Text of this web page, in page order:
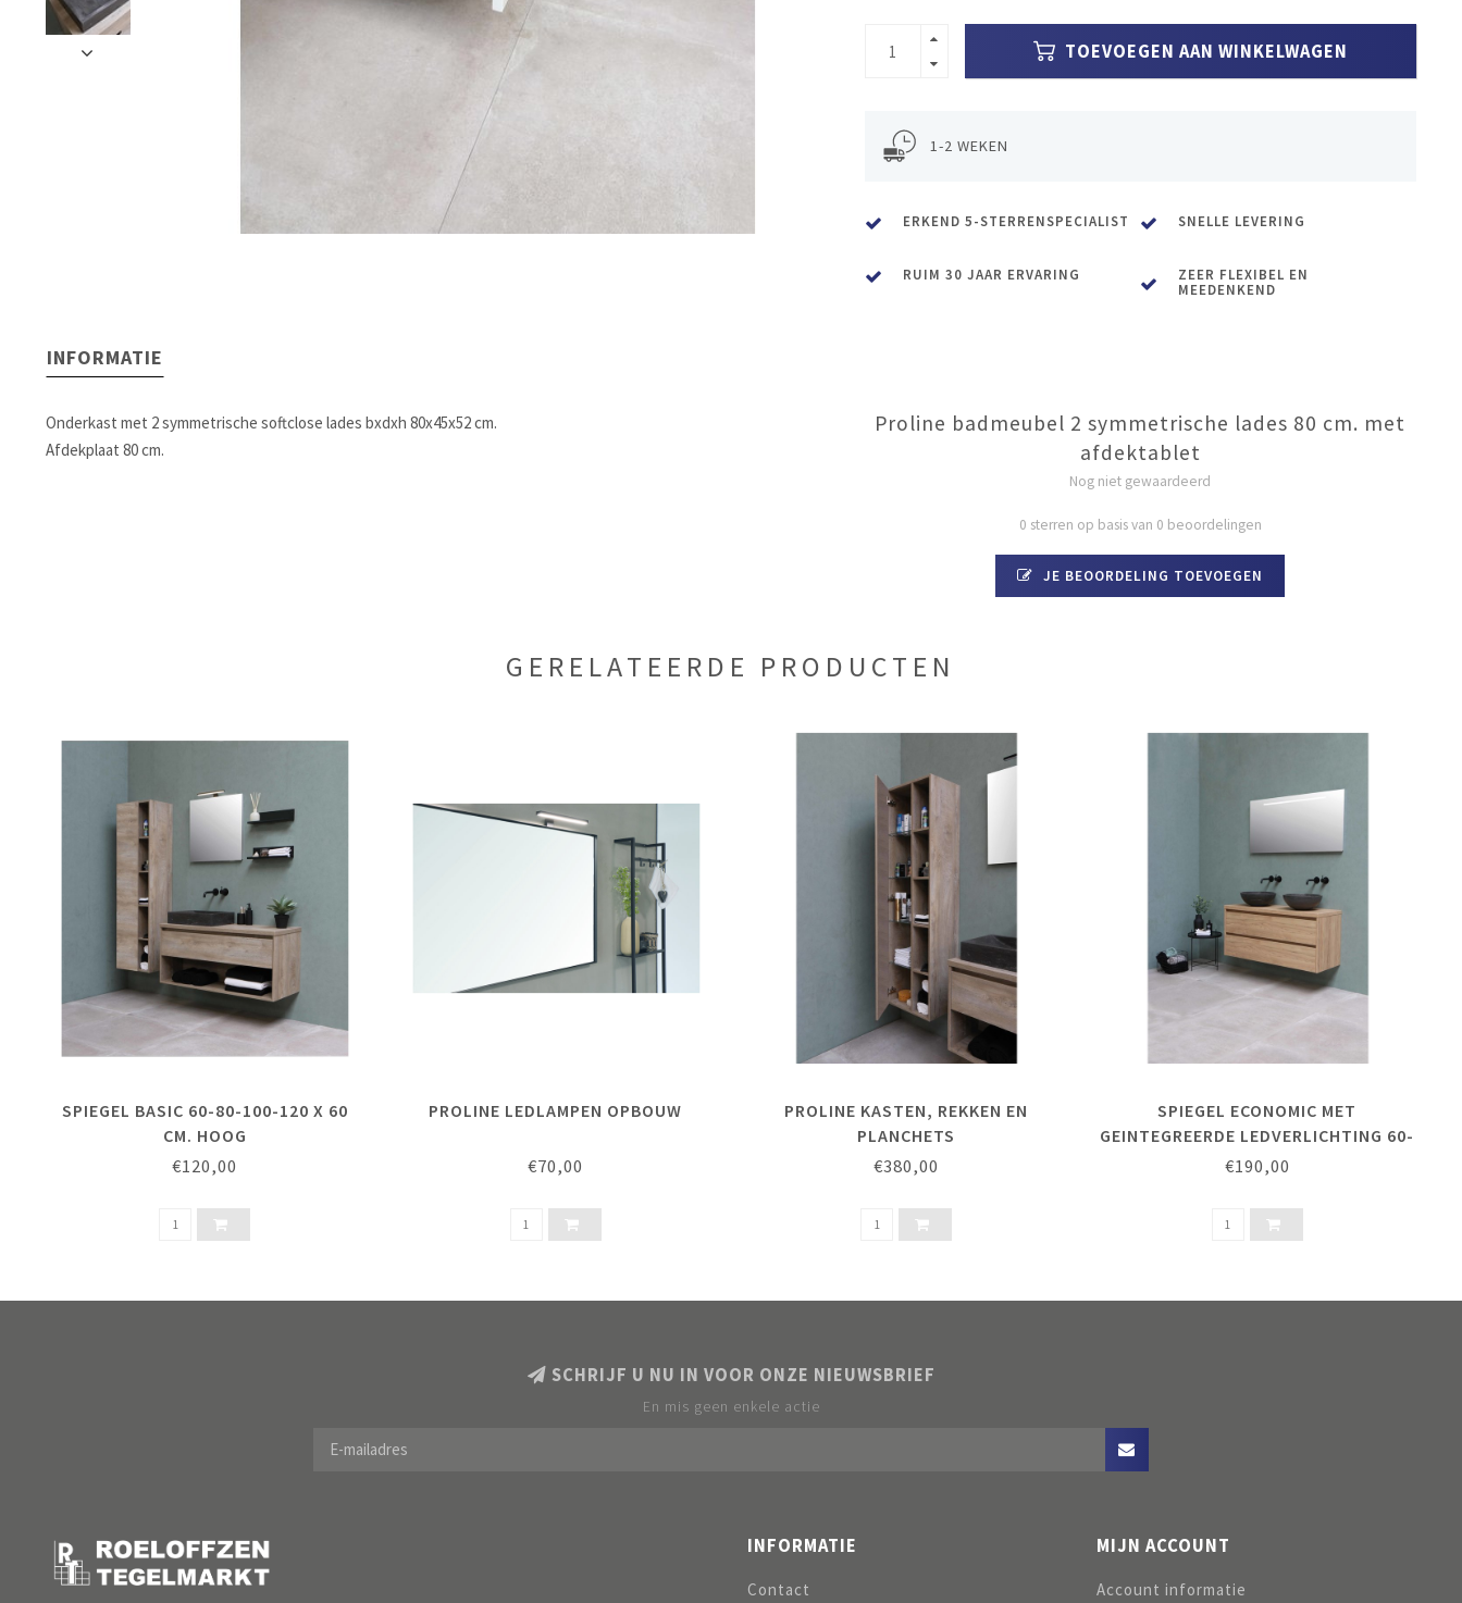
TOEVOEGEN AAN WINKELWAGEN
1-2 WEKEN
ERKEND 5-STERRENSPECIALIST SNELLE LEVERING
RUIM 30 JAAR ERVARING
ZEER FLEXIBEL EN
MEEDENKEND
INFORMATIE
Onderkast met 2 symmetrische softclose lades bxdxh 80x45x52 cm.
Afdekplaat 80 cm.
Proline badmeubel 2 symmetrische lades 80 cm. met
afdektablet
Nog niet gewaardeerd
0 sterren op basis van 0 beoordelingen
JE BEOORDELING TOEVOEGEN
GERELATEERDE PRODUCTEN
SPIEGEL BASIC 60-80-100-120 X 60
CM. HOOG
€120,00
PROLINE LEDLAMPEN OPBOUW
€70,00
PROLINE KASTEN, REKKEN EN
PLANCHETS
€380,00
SPIEGEL ECONOMIC MET
GEINTEGREERDE LEDVERLICHTING 60-
80-100-120 X 60 CM. HOOG
€190,00
SCHRIJF U NU IN VOOR ONZE NIEUWSBRIEF
En mis geen enkele actie
INFORMATIE
Contact
MIJN ACCOUNT
Account informatie